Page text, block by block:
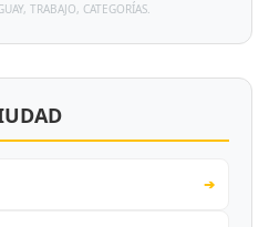
TRABAJO, CATEGORÍAS.
➔